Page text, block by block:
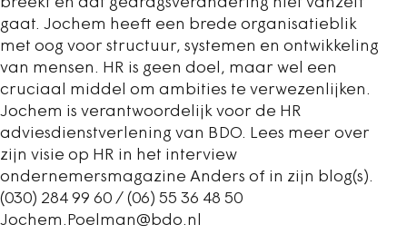
gaat. Jochem heeft een brede organisatieblik
met oog voor structuur, systemen en ontwikkeling
van mensen. HR is geen doel, maar wel een
cruciaal middel om ambities te verwezenlijken.
Jochem is verantwoordelijk voor de HR
adviesdienstverlening van BDO. Lees meer over
zijn visie op HR in het interview
ondernemersmagazine Anders of in zijn blog(s).
(030) 284 99 60 / (06) 55 36 48 50
Jochem.Poelman@bdo.nl